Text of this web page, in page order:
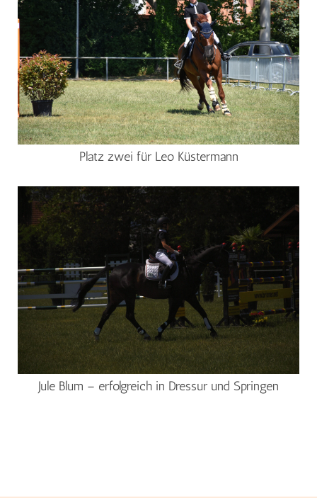
Platz zwei für Leo Küstermann
Jule Blum – erfolgreich in Dressur und Springen